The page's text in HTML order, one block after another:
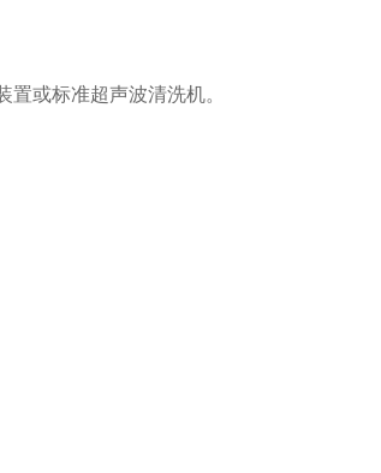
或标准超声波清洗机。